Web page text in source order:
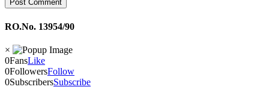
RO.No. 13954/90
×
0FansLike
0FollowersFollow
0SubscribersSubscribe